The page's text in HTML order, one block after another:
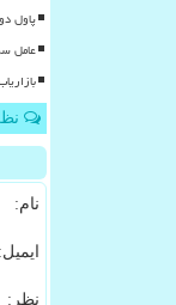
پاول
عامل
نام:
ایمیل:
نظر: